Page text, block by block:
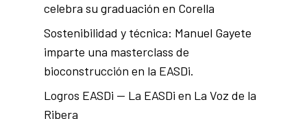
celebra su graduación en Corella
Sostenibilidad y técnica: Manuel Gayete
imparte una masterclass de
bioconstrucción en la EASDi.
Logros EASDi — La EASDi en La Voz de la
Ribera